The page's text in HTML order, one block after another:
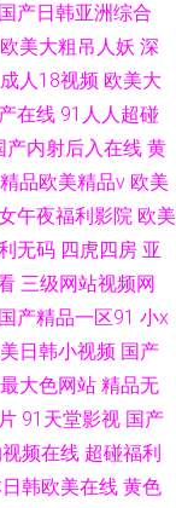
国产日韩亚洲综合
欧美大粗吊人妖 深
成人18视频 欧美大
在线 91人人超碰
产内射后入在线 黄
精品欧美精品v 欧美
午夜福利影院 欧美
无码 四虎四房 亚
三级网站视频网
国产精品一区91 小x
日韩小视频 国产
大色网站 精品无
91天堂影视 国产
频在线 超碰福利
韩欧美在线 黄色